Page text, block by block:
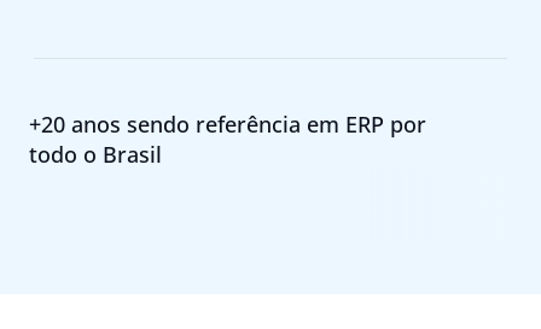
+20 anos sendo referência em ERP por
todo o Brasil